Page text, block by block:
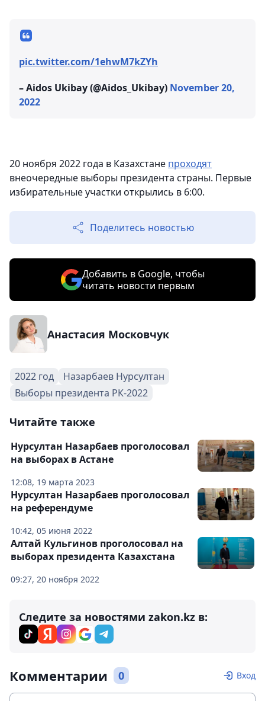
pic.twitter.com/1ehwM7kZYh
– Aidos Ukibay (@Aidos_Ukibay) November 20,
2022
20 ноября 2022 года в Казахстане проходят
внеочередные выборы президента страны. Первые
избирательные участки открылись в 6:00.
Поделитесь новостью
Добавить в Google, чтобы
читать новости первым
Анастасия Московчук
2022 год
Назарбаев Нурсултан
Выборы президента РК-2022
Читайте также
12:08, 19 марта 2023
Нурсултан Назарбаев проголосовал
на выборах в Астане
10:42, 05 июня 2022
Нурсултан Назарбаев проголосовал
на референдуме
09:27, 20 ноября 2022
Алтай Кульгинов проголосовал на
выборах президента Казахстана
Следите за новостями zakon.kz в:
Комментарии 0 Вход